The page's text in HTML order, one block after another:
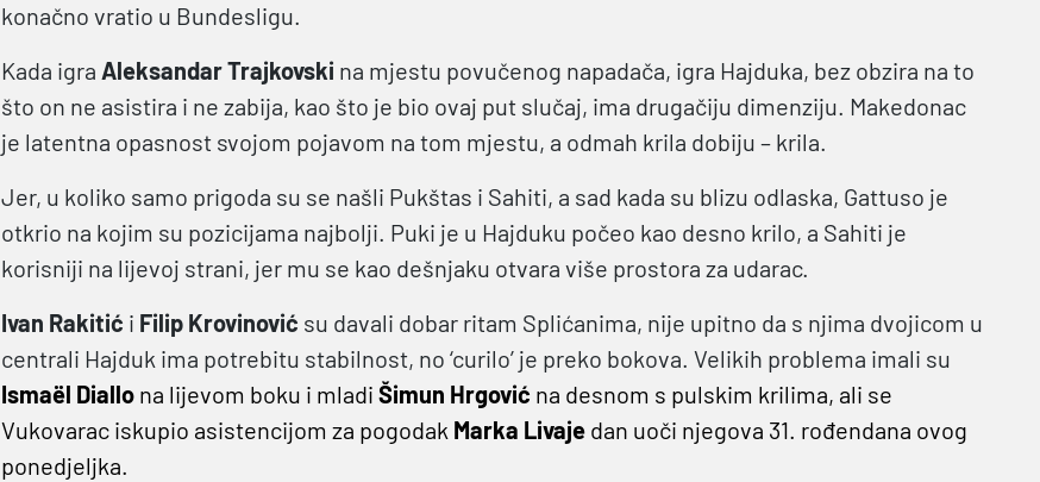
konačno vratio u Bundesligu.
Kada igra Aleksandar Trajkovski na mjestu povučenog napadača, igra Hajduka, bez obzira na to
što on ne asistira i ne zabija, kao što je bio ovaj put slučaj, ima drugačiju dimenziju. Makedonac
je latentna opasnost svojom pojavom na tom mjestu, a odmah krila dobiju – krila.
Jer, u koliko samo prigoda su se našli Pukštas i Sahiti, a sad kada su blizu odlaska, Gattuso je
otkrio na kojim su pozicijama najbolji. Puki je u Hajduku počeo kao desno krilo, a Sahiti je
korisniji na lijevoj strani, jer mu se kao dešnjaku otvara više prostora za udarac.
Ivan Rakitić i Filip Krovinović su davali dobar ritam Splićanima, nije upitno da s njima dvojicom u
centrali Hajduk ima potrebitu stabilnost, no ‘curilo’ je preko bokova. Velikih problema imali su
Ismaël Diallo na lijevom boku i mladi Šimun Hrgović na desnom s pulskim krilima, ali se
Vukovarac iskupio asistencijom za pogodak Marka Livaje dan uoči njegova 31. rođendana ovog
ponedjeljka.